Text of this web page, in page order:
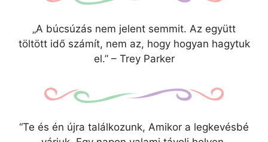
„A búcsúzás nem jelent semmit. Az együtt
töltött idő számít, nem az, hogy hogyan hagytuk
el.” – Trey Parker
“Te és én újra találkozunk, Amikor a legkevésbé